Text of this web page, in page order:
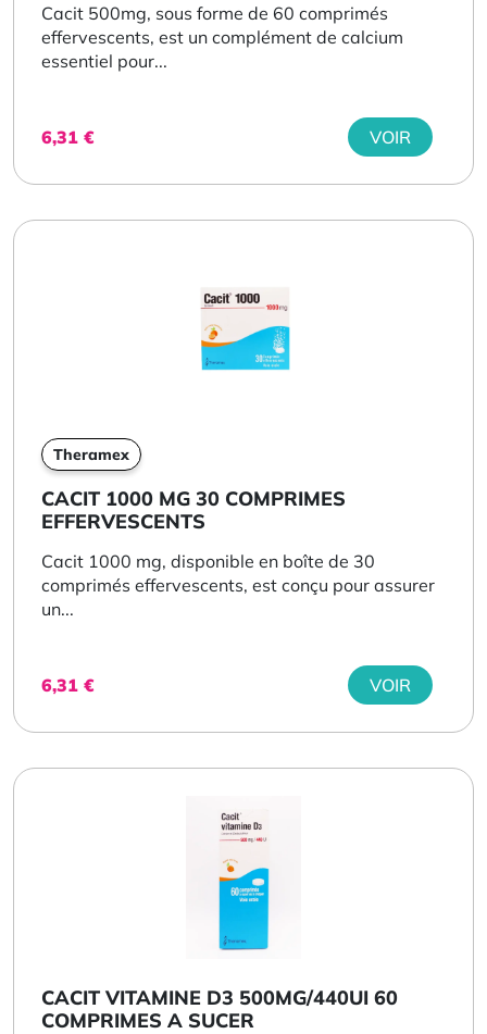
Cacit 500mg, sous forme de 60 comprimés
effervescents, est un complément de calcium
essentiel pour...
6,31 € VOIR
Theramex
CACIT 1000 MG 30 COMPRIMES
EFFERVESCENTS
Cacit 1000 mg, disponible en boîte de 30
comprimés effervescents, est conçu pour assurer
un...
6,31 € VOIR
CACIT VITAMINE D3 500MG/440UI 60
COMPRIMES A SUCER